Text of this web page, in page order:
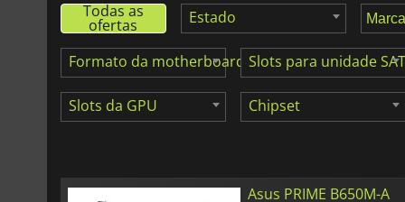
Todas as
ofertas Estado
Formato da motherboard Slots para unidade
Slots da GPU Chipset
Asus PRIME B650M-A